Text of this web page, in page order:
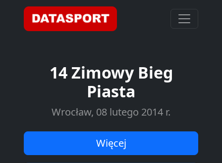
14 Zimowy Bieg
Piasta
Wrocław, 08 lutego 2014 r.
Więcej